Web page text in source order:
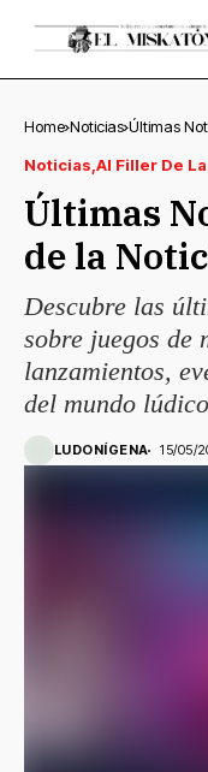
Home Noticias Últimas
Noticias Al Filler De
Últimas
de la
Descubre las
sobre juegos de
lanzamientos,
del mundo
LUDONÍGENA 15/05/